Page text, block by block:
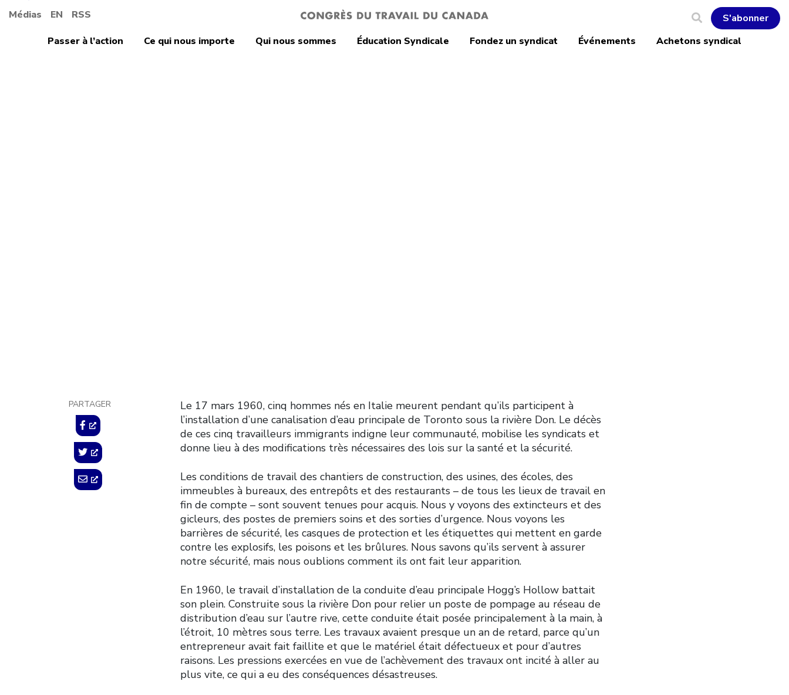
Médias EN RSS
S'abonner
Passer à l’action
Ce qui nous importe Qui nous sommes Éducation Syndicale Fondez un syndicat Événements Achetons syndical
PARTAGER
Le 17 mars 1960, cinq hommes nés en Italie meurent pendant qu’ils participent à
l’installation d’une canalisation d’eau principale de Toronto sous la rivière Don. Le décès
de ces cinq travailleurs immigrants indigne leur communauté, mobilise les syndicats et
donne lieu à des modifications très nécessaires des lois sur la santé et la sécurité.
Les conditions de travail des chantiers de construction, des usines, des écoles, des
immeubles à bureaux, des entrepôts et des restaurants – de tous les lieux de travail en
fin de compte – sont souvent tenues pour acquis. Nous y voyons des extincteurs et des
gicleurs, des postes de premiers soins et des sorties d’urgence. Nous voyons les
barrières de sécurité, les casques de protection et les étiquettes qui mettent en garde
contre les explosifs, les poisons et les brûlures. Nous savons qu’ils servent à assurer
notre sécurité, mais nous oublions comment ils ont fait leur apparition.
En 1960, le travail d’installation de la conduite d’eau principale Hogg’s Hollow battait
son plein. Construite sous la rivière Don pour relier un poste de pompage au réseau de
distribution d’eau sur l’autre rive, cette conduite était posée principalement à la main, à
l’étroit, 10 mètres sous terre. Les travaux avaient presque un an de retard, parce qu’un
entrepreneur avait fait faillite et que le matériel était défectueux et pour d’autres
raisons. Les pressions exercées en vue de l’achèvement des travaux ont incité à aller au
plus vite, ce qui a eu des conséquences désastreuses.